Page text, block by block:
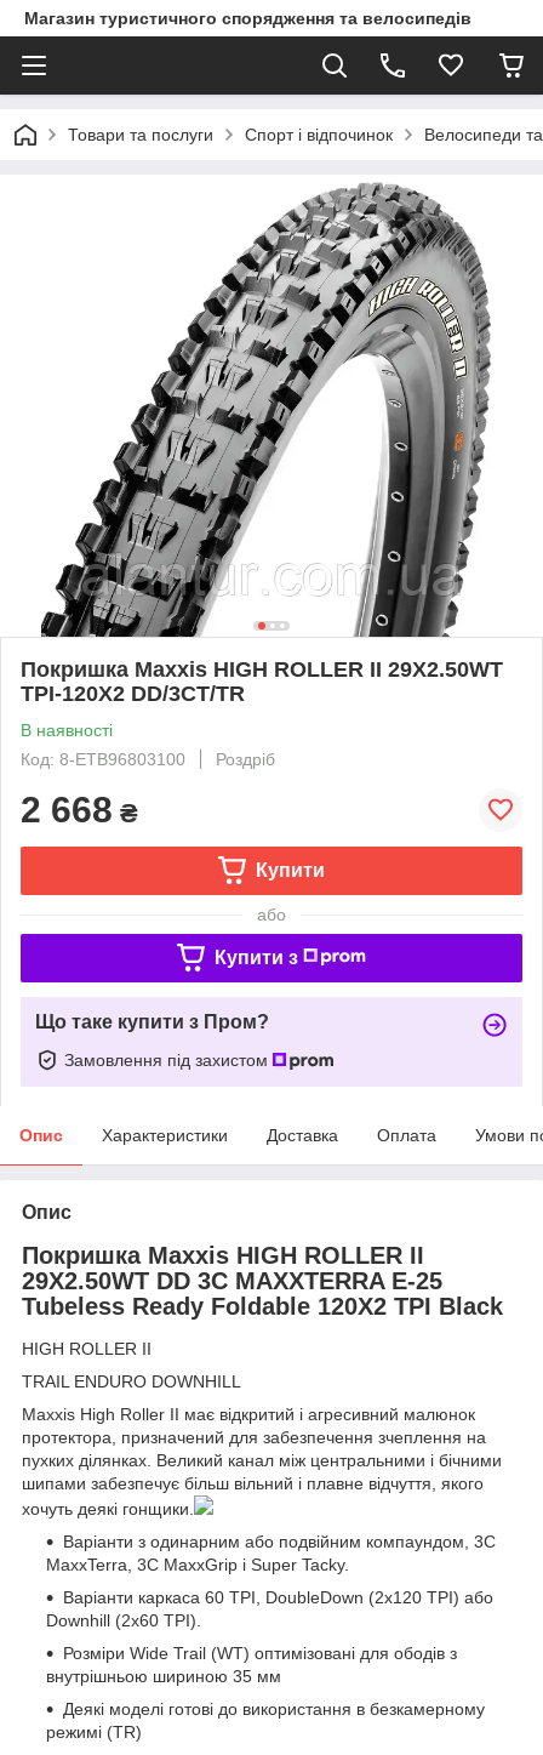
Магазин туристичного спорядження та велосипедів
Товари та послуги Спорт і відпочинок Велосипеди
Покришка Maxxis HIGH ROLLER II 29X2.50WT
TPI-120X2 DD/3CT/TR
В наявності
Код: 8-ETB96803100
Роздріб
2 668 ₴
Купити
або
Купити з
Що таке купити з Пром?
Замовлення під захистом
Опис Характеристики Доставка Оплата Умови
Опис
Покришка Maxxis HIGH ROLLER II
29X2.50WT DD 3C MAXXTERRA E-25
Tubeless Ready Foldable 120X2 TPI Black
HIGH ROLLER II
TRAIL ENDURO DOWNHILL
Maxxis High Roller II має відкритий і агресивний малюнок
протектора, призначений для забезпечення зчеплення на
пухких ділянках. Великий канал між центральними і бічними
шипами забезпечує більш вільний і плавне відчуття, якого
хочуть деякі гонщики.
Варіанти з одинарним або подвійним компаундом, 3C
MaxxTerra, 3C MaxxGrip і Super Tacky.
Варіанти каркаса 60 TPI, DoubleDown (2x120 TPI) або
Downhill (2x60 TPI).
Розміри Wide Trail (WT) оптимізовані для ободів з
внутрішньою шириною 35 мм
Деякі моделі готові до використання в безкамерному
режимі (TR)